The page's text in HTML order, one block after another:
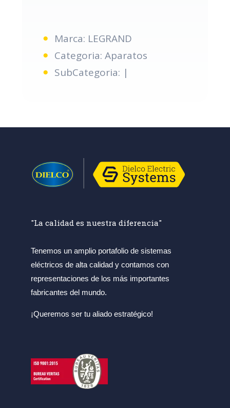
Marca: LEGRAND
Categoria: Aparatos
SubCategoria: |
"La calidad es nuestra diferencia"
Tenemos un amplio portafolio de sistemas
eléctricos de alta calidad y contamos con
representaciones de los más importantes
fabricantes del mundo.
¡Queremos ser tu aliado estratégico!